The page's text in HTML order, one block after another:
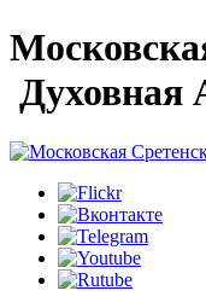
Духовная